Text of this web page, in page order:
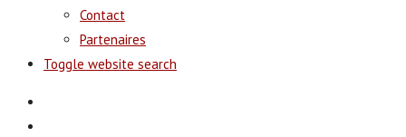
Contact
Partenaires
Toggle website search